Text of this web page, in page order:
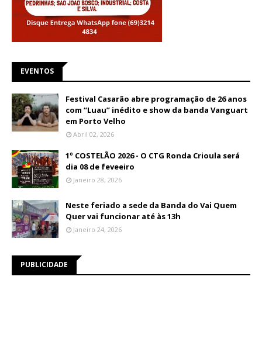
EVENTOS
Festival Casarão abre programação de 26 anos
com “Luau” inédito e show da banda Vanguart
em Porto Velho
Abril 02, 2026
1º COSTELÃO 2026 - O CTG Ronda Crioula será
dia 08 de feveeiro
Janeiro 28, 2026
Neste feriado a sede da Banda do Vai Quem
Quer vai funcionar até às 13h
Janeiro 24, 2026
PUBLICIDADE